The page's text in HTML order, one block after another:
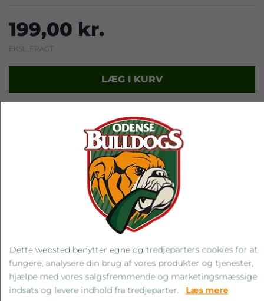
199,00 kr.
EKSL. FRAGT
LÆG I KURV
RELATEREDE PRODUKTER
Dette websted benytter egne og tredjeparters cookies for at
fungere, analysere din brug af vores produkter og tjenester,
hjælpe med vores salgsfremmende og marketingsmæssige
indsats og levere indhold fra tredjeparter. Læs mere